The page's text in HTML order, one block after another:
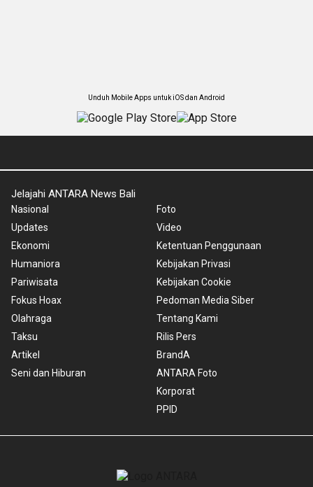
Unduh Mobile Apps untuk iOS dan Android
Jelajahi ANTARA News Bali
Nasional
Updates
Ekonomi
Humaniora
Pariwisata
Fokus Hoax
Olahraga
Taksu
Artikel
Seni dan Hiburan
Foto
Video
Ketentuan Penggunaan
Kebijakan Privasi
Kebijakan Cookie
Pedoman Media Siber
Tentang Kami
Rilis Pers
BrandA
ANTARA Foto
Korporat
PPID